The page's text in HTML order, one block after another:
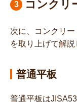
コンクリ
次に、コンクリ
を取り上げて解説
普通平板
普通平板は